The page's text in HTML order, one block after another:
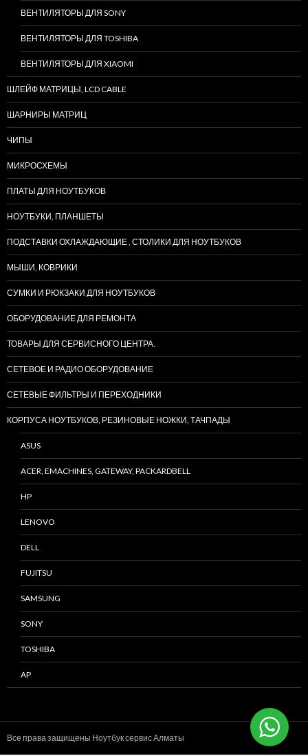
ВЕНТИЛЯТОРЫ ДЛЯ SONY
ВЕНТИЛЯТОРЫ ДЛЯ TOSHIBA
ВЕНТИЛЯТОРЫ ДЛЯ XIAOMI
ШЛЕЙФ МАТРИЦЫ, LCD CABLE
ШАРНИРЫ МАТРИЦ
ЧИПЫ
МИКРОСХЕМЫ
ПЛАТЫ ДЛЯ НОУТБУКОВ
НОУТБУКИ, ПЛАНШЕТЫ
ПОДСТАВКИ ОХЛАЖДАЮЩИЕ , СТОЛИКИ ДЛЯ НОУТБУКОВ
МЫШИ, КОВРИКИ
СУМКИ И РЮКЗАКИ ДЛЯ НОУТБУКОВ
ОБОРУДОВАНИЕ ДЛЯ РЕМОНТА
ТОВАРЫ ДЛЯ СЕРВИСНОГО ЦЕНТРА.
СЕТЕВОЕ И РАДИО ОБОРУДОВАНИЕ
СЕТЕВЫЕ ФИЛЬТРЫ И ПЕРЕХОДНИКИ
КОРПУСА НОУТБУКОВ, РЕЗИНОВЫЕ НОЖКИ, ТАЧПАДЫ
ASUS
ACER, EMACHINES, GATEWAY, PACKARDBELL
HP
LENOVO
DELL
FUJITSU
SAMSUNG
SONY
TOSHIBA
AP
Все права защищены Ноутбук сервисАлматы